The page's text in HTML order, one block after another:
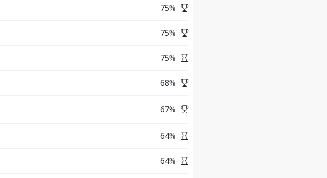
75%
75%
75%
68%
67%
64%
64%